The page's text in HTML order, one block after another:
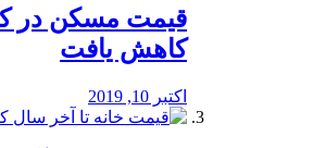
کاهش یافت
اکتبر 10, 2019